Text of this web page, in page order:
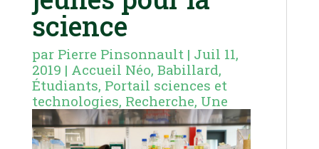
science
par Pierre Pinsonnault| Juil 11,
2019 | Accueil Néo, Babillard,
Étudiants, Portail sciences et
technologies, Recherche, Une